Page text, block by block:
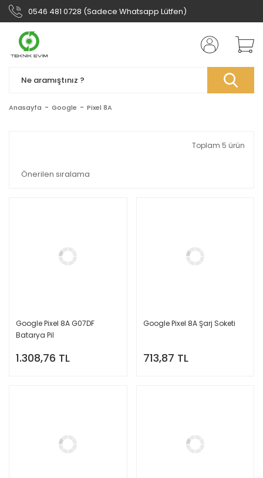
0546 481 0728 (Sadece Whatsapp Lütfen)
Anasayfa Google Pixel 8A
Toplam 5 ürün
Google Pixel 8A G07DF
Batarya Pil
1.308,76 TL
Google Pixel 8A Şarj Soketi
713,87 TL